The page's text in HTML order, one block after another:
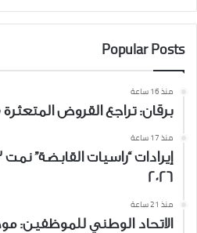
Popular Posts
منذ 16 ساعة
برقان: تراجع القروض المتعثرة 31.25% إلى 2.2%
منذ 17 ساعة
2026
منذ 21 ساعة
الاتحاد الوطني للموظفين: